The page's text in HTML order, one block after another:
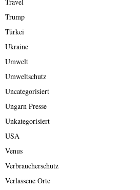
Travel
Trump
Türkei
Ukraine
Umwelt
Umweltschutz
Uncategorisiert
Ungarn Presse
Unkategorisiert
USA
Venus
Verbraucherschutz
Verlassene Orte